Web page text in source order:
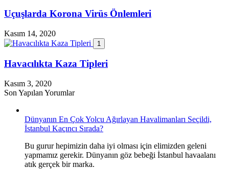
Uçuşlarda Korona Virüs Önlemleri
Kasım 14, 2020
1
Havacılıkta Kaza Tipleri
Kasım 3, 2020
Son Yapılan Yorumlar
Dünyanın En Çok Yolcu Ağırlayan Havalimanları Seçildi,
İstanbul Kaçıncı Sırada?
Bu gurur hepimizin daha iyi olması için elimizden geleni
yapmamız gerekir. Dünyanın göz bebeği İstanbul havaalanı
atık gerçek bir marka.